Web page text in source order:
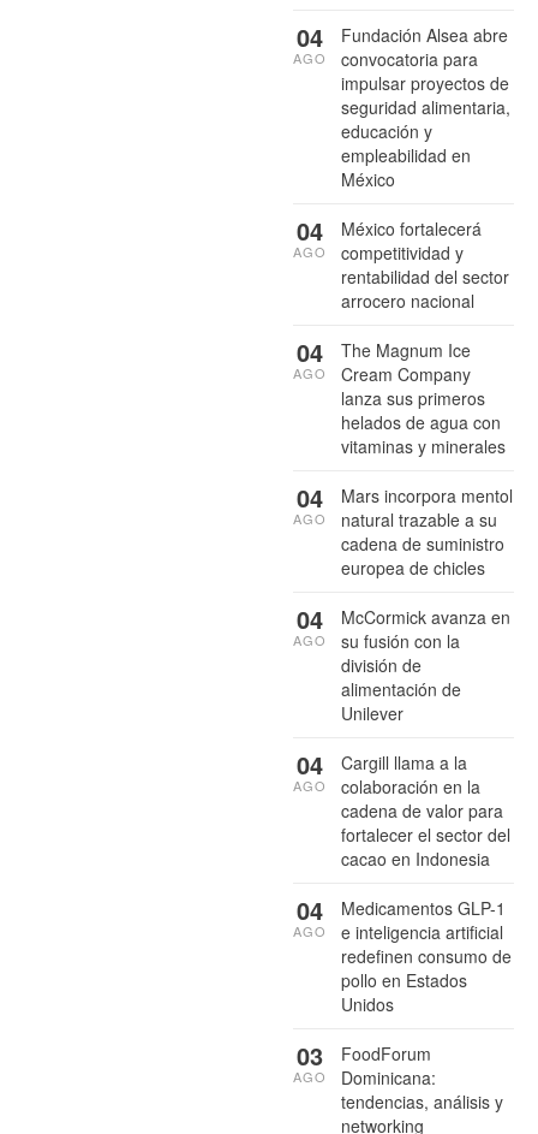
Fundación Alsea abre
convocatoria para
impulsar proyectos de
seguridad alimentaria,
educación y
empleabilidad en
México
04
AGO
México fortalecerá
competitividad y
rentabilidad del sector
arrocero nacional
04
AGO
The Magnum Ice
Cream Company
lanza sus primeros
helados de agua con
vitaminas y minerales
04
AGO
Mars incorpora mentol
natural trazable a su
cadena de suministro
europea de chicles
04
AGO
McCormick avanza en
su fusión con la
división de
alimentación de
Unilever
04
AGO
Cargill llama a la
colaboración en la
cadena de valor para
fortalecer el sector del
cacao en Indonesia
04
AGO
Medicamentos GLP-1
e inteligencia artificial
redefinen consumo de
pollo en Estados
Unidos
04
AGO
FoodForum
Dominicana:
tendencias, análisis y
networking
03
AGO